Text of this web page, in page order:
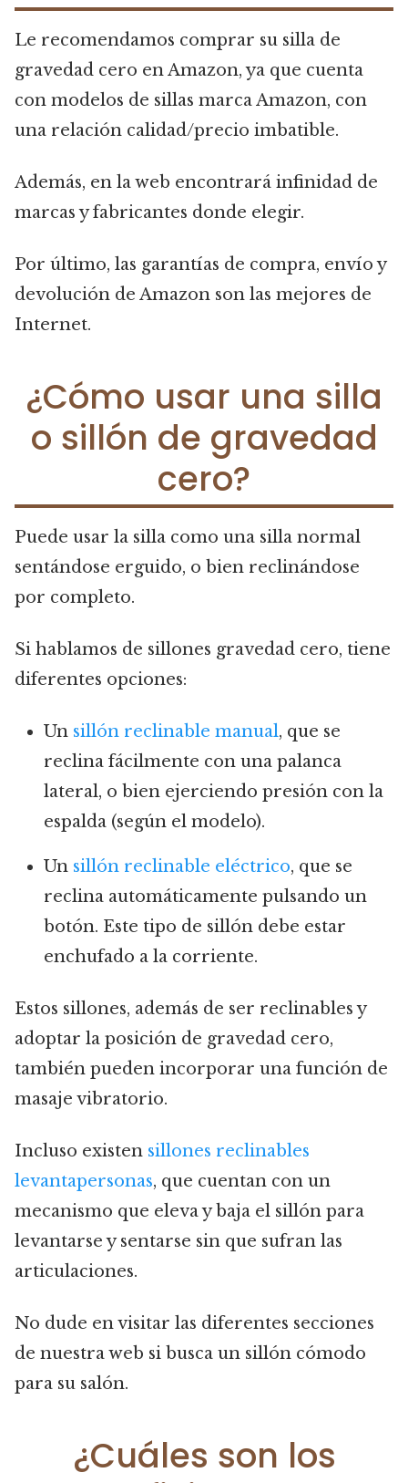
Le recomendamos comprar su silla de
gravedad cero en Amazon, ya que cuenta
con modelos de sillas marca Amazon, con
una relación calidad/precio imbatible.
Además, en la web encontrará infinidad de
marcas y fabricantes donde elegir.
Por último, las garantías de compra, envío y
devolución de Amazon son las mejores de
Internet.
¿Cómo usar una silla
o sillón de gravedad
cero?
Puede usar la silla como una silla normal
sentándose erguido, o bien reclinándose
por completo.
Si hablamos de sillones gravedad cero, tiene
diferentes opciones:
Un sillón reclinable manual, que se
reclina fácilmente con una palanca
lateral, o bien ejerciendo presión con la
espalda (según el modelo).
Un sillón reclinable eléctrico, que se
reclina automáticamente pulsando un
botón. Este tipo de sillón debe estar
enchufado a la corriente.
Estos sillones, además de ser reclinables y
adoptar la posición de gravedad cero,
también pueden incorporar una función de
masaje vibratorio.
Incluso existen sillones reclinables
levantapersonas, que cuentan con un
mecanismo que eleva y baja el sillón para
levantarse y sentarse sin que sufran las
articulaciones.
No dude en visitar las diferentes secciones
de nuestra web si busca un sillón cómodo
para su salón.
¿Cuáles son los